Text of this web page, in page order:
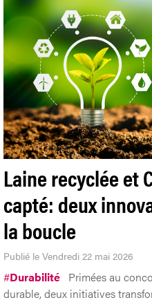
Laine recyclée et
capté: deux
la boucle
Publié le Vendredi 22 mai 2026
#Durabilité Primées au
durable, deux initiatives